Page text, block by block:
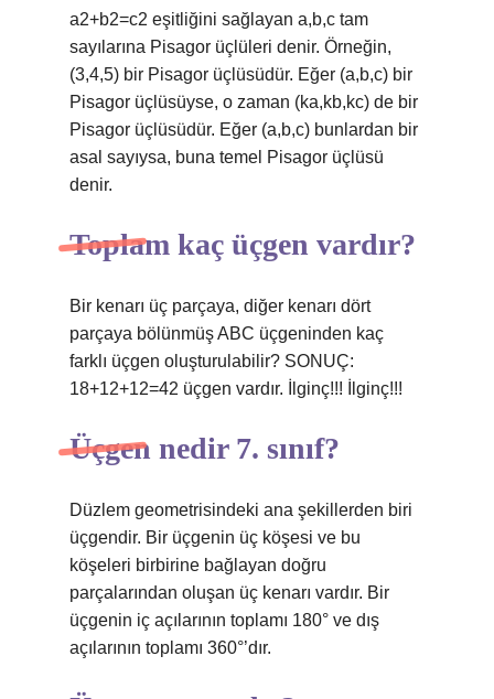
a2+b2=c2 eşitliğini sağlayan a,b,c tam
sayılarına Pisagor üçlüleri denir. Örneğin,
(3,4,5) bir Pisagor üçlüsüdür. Eğer (a,b,c) bir
Pisagor üçlüsüyse, o zaman (ka,kb,kc) de bir
Pisagor üçlüsüdür. Eğer (a,b,c) bunlardan bir
asal sayıysa, buna temel Pisagor üçlüsü
denir.
Toplam kaç üçgen vardır?
Bir kenarı üç parçaya, diğer kenarı dört
parçaya bölünmüş ABC üçgeninden kaç
farklı üçgen oluşturulabilir? SONUÇ:
18+12+12=42 üçgen vardır. İlginç!!! İlginç!!!
Üçgen nedir 7. sınıf?
Düzlem geometrisindeki ana şekillerden biri
üçgendir. Bir üçgenin üç köşesi ve bu
köşeleri birbirine bağlayan doğru
parçalarından oluşan üç kenarı vardır. Bir
üçgenin iç açılarının toplamı 180° ve dış
açılarının toplamı 360°’dır.